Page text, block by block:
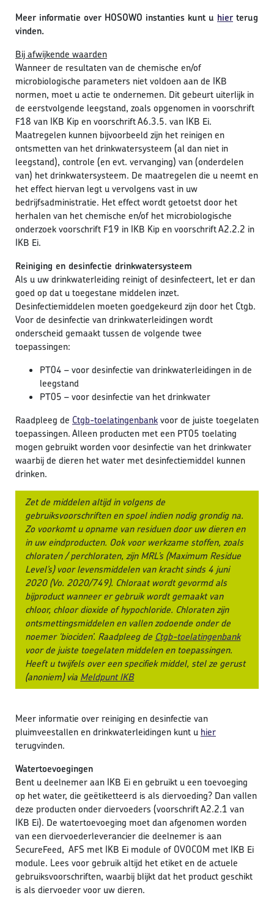
Meer informatie over HOSOWO instanties kunt u hier terug
vinden.
Bij afwijkende waarden
Wanneer de resultaten van de chemische en/of
microbiologische parameters niet voldoen aan de IKB
normen, moet u actie te ondernemen. Dit gebeurt uiterlijk in
de eerstvolgende leegstand, zoals opgenomen in voorschrift
F18 van IKB Kip en voorschrift A6.3.5. van IKB Ei.
Maatregelen kunnen bijvoorbeeld zijn het reinigen en
ontsmetten van het drinkwatersysteem (al dan niet in
leegstand), controle (en evt. vervanging) van (onderdelen
van) het drinkwatersysteem. De maatregelen die u neemt en
het effect hiervan legt u vervolgens vast in uw
bedrijfsadministratie. Het effect wordt getoetst door het
herhalen van het chemische en/of het microbiologische
onderzoek voorschrift F19 in IKB Kip en voorschrift A2.2.2 in
IKB Ei.
Reiniging en desinfectie drinkwatersysteem
Als u uw drinkwaterleiding reinigt of desinfecteert, let er dan
goed op dat u toegestane middelen inzet.
Desinfectiemiddelen moeten goedgekeurd zijn door het Ctgb.
Voor de desinfectie van drinkwaterleidingen wordt
onderscheid gemaakt tussen de volgende twee
toepassingen:
PT04 – voor desinfectie van drinkwaterleidingen in de
leegstand
PT05 – voor desinfectie van het drinkwater
Raadpleeg de Ctgb-toelatingenbankvoor de juiste toegelaten
toepassingen. Alleen producten met een PT05 toelating
mogen gebruikt worden voor desinfectie van het drinkwater
waarbij de dieren het water met desinfectiemiddel kunnen
drinken.
Zet de middelen altijd in volgens de
gebruiksvoorschriften en spoel indien nodig grondig na.
Zo voorkomt u opname van residuen door uw dieren en
in uw eindproducten. Ook voor werkzame stoffen, zoals
chloraten / perchloraten, zijn MRL’s (Maximum Residue
Level’s) voor levensmiddelen van kracht sinds 4 juni
2020 (Vo. 2020/749). Chloraat wordt gevormd als
bijproduct wanneer er gebruik wordt gemaakt van
chloor, chloor dioxide of hypochloride. Chloraten zijn
ontsmettingsmiddelen en vallen zodoende onder de
noemer ‘biociden’. Raadpleeg de Ctgb-toelatingenbank
voor de juiste toegelaten middelen en toepassingen.
Heeft u twijfels over een specifiek middel, stel ze gerust
(anoniem) via Meldpunt IKB
Meer informatie over reiniging en desinfectie van
pluimveestallen en drinkwaterleidingen kunt u hier
terugvinden.
Watertoevoegingen
Bent u deelnemer aan IKB Ei en gebruikt u een toevoeging
op het water, die geëtiketteerd is als diervoeding? Dan vallen
deze producten onder diervoeders (voorschrift A2.2.1 van
IKB Ei). De watertoevoeging moet dan afgenomen worden
van een diervoederleverancier die deelnemer is aan
SecureFeed, AFS met IKB Ei module of OVOCOM met IKB Ei
module. Lees voor gebruik altijd het etiket en de actuele
gebruiksvoorschriften, waarbij blijkt dat het product geschikt
is als diervoeder voor uw dieren.